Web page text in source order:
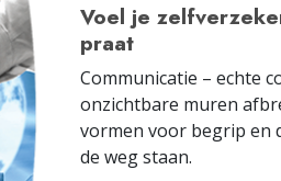
Voel je
praat
Communicatie – echte
onzichtbare muren
vormen voor begrip en
de weg staan.